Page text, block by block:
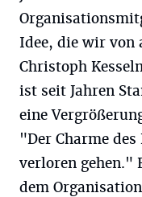
Idee, die wir von
Christoph
ist seit Jahren
eine
"Der Charme
verloren gehen."
dem